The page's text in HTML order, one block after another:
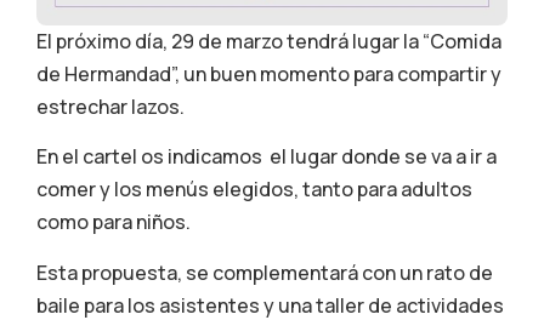
El próximo día, 29 de marzo tendrá lugar la “Comida
de Hermandad”, un buen momento para compartir y
estrechar lazos.
En el cartel os indicamos el lugar donde se va a ir a
comer y los menús elegidos, tanto para adultos
como para niños.
Esta propuesta, se complementará con un rato de
baile para los asistentes y una taller de actividades